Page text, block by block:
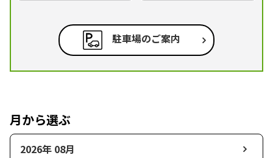
駐車場のご案内
月から選ぶ
2026年 08月